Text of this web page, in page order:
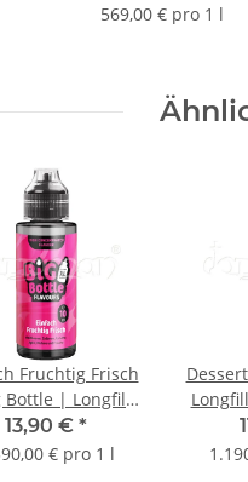
569,00 € pro 1 l
Fruchtig Frisch
Bottle | Longfill
Aroma | 10ml
13,90 € *
€ pro 1 l